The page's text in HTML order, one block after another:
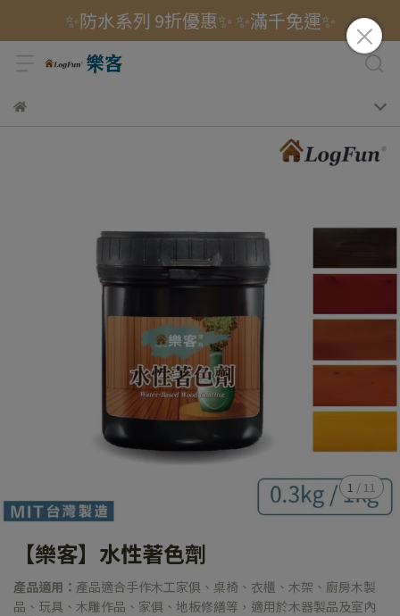
✨防水系列 9折優惠✨ ✨滿千免運✨
1 / 11
【樂客】水性著色劑
產品適用： 產品適合手作木工家俱、桌椅、衣櫃、木架、廚房木製
品、玩具、木雕作品、家俱、地板修繕等，適用於木器製品及室內